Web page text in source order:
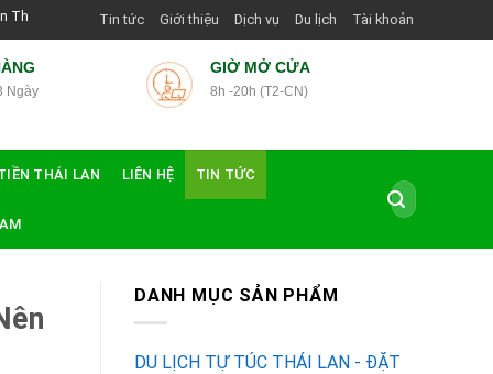
Dẫn Viên Shop | Với Giá Tốt Nhất
Tin tức Giới thiệu Dịch vụ Du lịch Tài khoản
Ngày
GIỜ MỞ CỬA
8h -20h (T2-CN)
THÁI LAN LIÊN HỆ TIN TỨC
Tìm
kiếm:
DANH MỤC SẢN PHẨM
DU LỊCH TỰ TÚC THÁI LAN - ĐẶT